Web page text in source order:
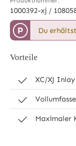
1000392-xj /
P Du
Vorteile
XC/XJ Inlay
Maximaler